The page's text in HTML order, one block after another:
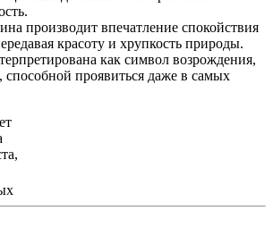
производит впечатление спокойствия
красоту и хрупкость природы.
как символ возрождения,
проявиться даже в самых